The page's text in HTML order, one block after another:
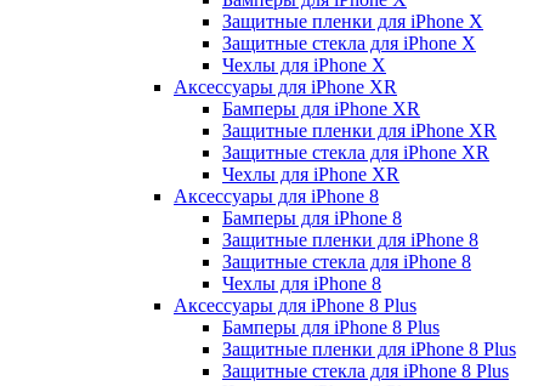
Защитные пленки для iPhone X
Защитные стекла для iPhone X
Чехлы для iPhone X
Аксессуары для iPhone XR
Бамперы для iPhone XR
Защитные пленки для iPhone XR
Защитные стекла для iPhone XR
Чехлы для iPhone XR
Аксессуары для iPhone 8
Бамперы для iPhone 8
Защитные пленки для iPhone 8
Защитные стекла для iPhone 8
Чехлы для iPhone 8
Аксессуары для iPhone 8 Plus
Бамперы для iPhone 8 Plus
Защитные пленки для iPhone 8 Plus
Защитные стекла для iPhone 8 Plus